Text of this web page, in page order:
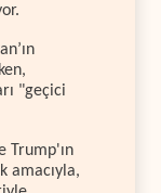
"geçici
Trump'ın
amacıyla,